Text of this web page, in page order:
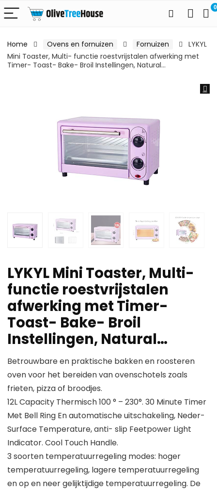
0
Home Ovens en fornuizen Fornuizen
LYKYL
Mini Toaster, Multi- functie roestvrijstalen afwerking met
Timer- Toast- Bake- Broil Instellingen, Natural…
LYKYL Mini Toaster, Multi-
functie roestvrijstalen
afwerking met Timer-
Toast- Bake- Broil
Instellingen, Natural…
Betrouwbare en praktische bakken en roosteren
oven voor het bereiden van ovenschotels zoals
frieten, pizza of broodjes.
12L Capacity Thermisch 100 ° – 230°. 30 Minute Timer
Met Bell Ring En automatische uitschakeling, Neder-
Surface Temperature, anti- slip Feetpower Light
Indicator. Cool Touch Handle.
3 soorten temperatuurregeling modes: hoger
temperatuurregeling, lagere temperatuurregeling
en op en neer gelijktijdige temperatuurregeling. De